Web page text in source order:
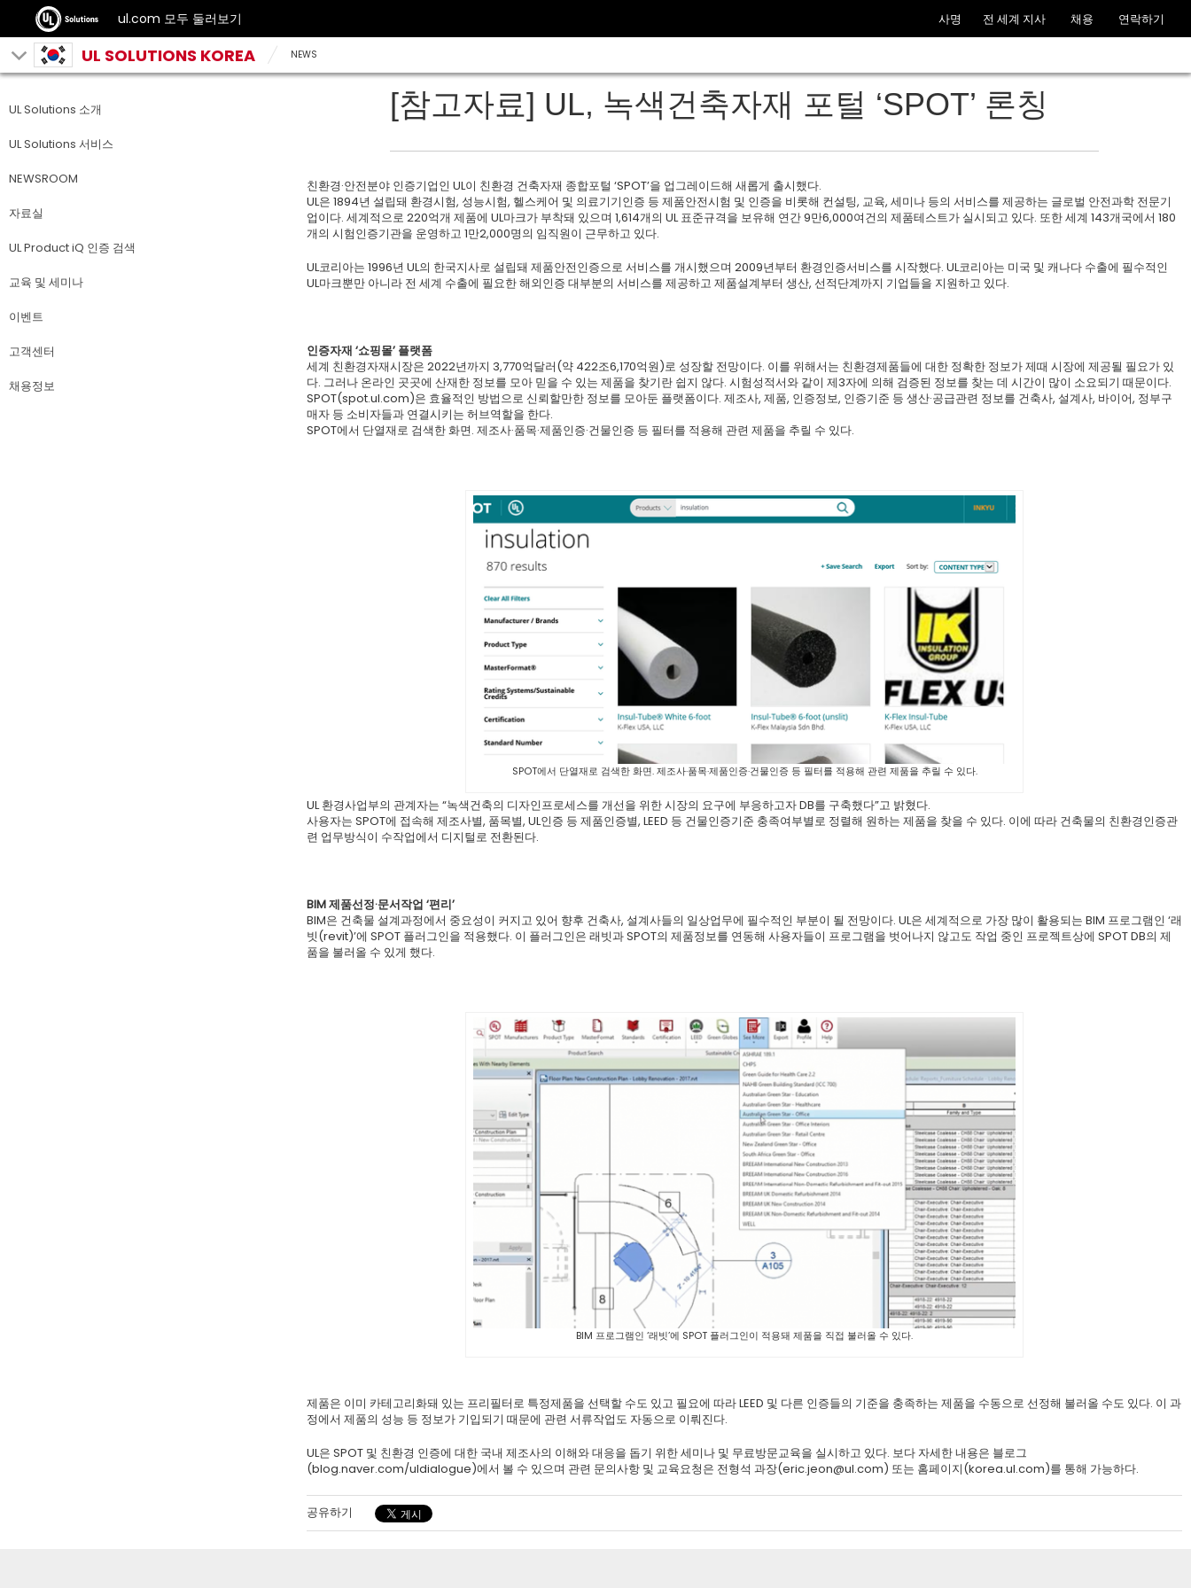
ul.com 모두 둘러보기 사명 전 세계 지사 채용 연락하기
UL SOLUTIONS KOREA NEWS
UL Solutions 소개
UL Solutions 서비스
NEWSROOM
자료실
UL Product iQ 인증 검색
교육 및 세미나
이벤트
고객센터
채용정보
[참고자료] UL, 녹색건축자재 포털 ‘SPOT’ 론칭
친환경·안전분야 인증기업인 UL이 친환경 건축자재 종합포털 ‘SPOT’을 업그레이드해 새롭게 출시했다.
UL은 1894년 설립돼 환경시험, 성능시험, 헬스케어 및 의료기기인증 등 제품안전시험 및 인증을 비롯해 컨설팅, 교육, 세미나 등의 서비스를 제공하는 글로벌 안전과학 전문기
업이다. 세계적으로 220억개 제품에 UL마크가 부착돼 있으며 1,614개의 UL 표준규격을 보유해 연간 9만6,000여건의 제품테스트가 실시되고 있다. 또한 세계 143개국에서 180
개의 시험인증기관을 운영하고 1만2,000명의 임직원이 근무하고 있다.
UL코리아는 1996년 UL의 한국지사로 설립돼 제품안전인증으로 서비스를 개시했으며 2009년부터 환경인증서비스를 시작했다. UL코리아는 미국 및 캐나다 수출에 필수적인
UL마크뿐만 아니라 전 세계 수출에 필요한 해외인증 대부분의 서비스를 제공하고 제품설계부터 생산, 선적단계까지 기업들을 지원하고 있다.
인증자재 ‘쇼핑몰’ 플랫폼
세계 친환경자재시장은 2022년까지 3,770억달러(약 422조6,170억원)로 성장할 전망이다. 이를 위해서는 친환경제품들에 대한 정확한 정보가 제때 시장에 제공될 필요가 있
다. 그러나 온라인 곳곳에 산재한 정보를 모아 믿을 수 있는 제품을 찾기란 쉽지 않다. 시험성적서와 같이 제3자에 의해 검증된 정보를 찾는 데 시간이 많이 소요되기 때문이다.
SPOT(spot.ul.com)은 효율적인 방법으로 신뢰할만한 정보를 모아둔 플랫폼이다. 제조사, 제품, 인증정보, 인증기준 등 생산·공급관련 정보를 건축사, 설계사, 바이어, 정부구
매자 등 소비자들과 연결시키는 허브역할을 한다.
SPOT에서 단열재로 검색한 화면. 제조사·품목·제품인증·건물인증 등 필터를 적용해 관련 제품을 추릴 수 있다.
SPOT에서 단열재로 검색한 화면. 제조사·품목·제품인증·건물인증 등 필터를 적용해 관련 제품을 추릴 수 있다.
UL 환경사업부의 관계자는 “녹색건축의 디자인프로세스를 개선을 위한 시장의 요구에 부응하고자 DB를 구축했다”고 밝혔다.
사용자는 SPOT에 접속해 제조사별, 품목별, UL인증 등 제품인증별, LEED 등 건물인증기준 충족여부별로 정렬해 원하는 제품을 찾을 수 있다. 이에 따라 건축물의 친환경인증관
련 업무방식이 수작업에서 디지털로 전환된다.
BIM 제품선정·문서작업 ‘편리’
BIM은 건축물 설계과정에서 중요성이 커지고 있어 향후 건축사, 설계사들의 일상업무에 필수적인 부분이 될 전망이다. UL은 세계적으로 가장 많이 활용되는 BIM 프로그램인 ‘래
빗(revit)’에 SPOT 플러그인을 적용했다. 이 플러그인은 래빗과 SPOT의 제품정보를 연동해 사용자들이 프로그램을 벗어나지 않고도 작업 중인 프로젝트상에 SPOT DB의 제
품을 불러올 수 있게 했다.
BIM 프로그램인 ‘래빗’에 SPOT 플러그인이 적용돼 제품을 직접 불러올 수 있다.
제품은 이미 카테고리화돼 있는 프리필터로 특정제품을 선택할 수도 있고 필요에 따라 LEED 및 다른 인증들의 기준을 충족하는 제품을 수동으로 선정해 불러올 수도 있다. 이 과
정에서 제품의 성능 등 정보가 기입되기 때문에 관련 서류작업도 자동으로 이뤄진다.
UL은 SPOT 및 친환경 인증에 대한 국내 제조사의 이해와 대응을 돕기 위한 세미나 및 무료방문교육을 실시하고 있다. 보다 자세한 내용은 블로그
(blog.naver.com/uldialogue)에서 볼 수 있으며 관련 문의사항 및 교육요청은 전형석 과장(eric.jeon@ul.com) 또는 홈페이지(korea.ul.com)를 통해 가능하다.
공유하기